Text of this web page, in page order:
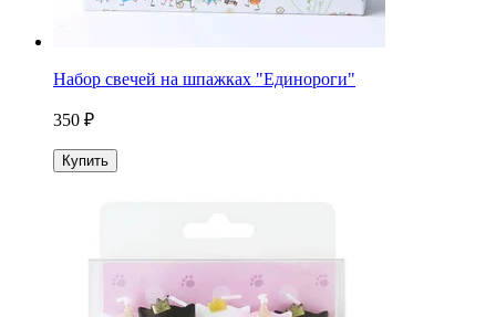
Набор свечей на шпажках "Единороги"
350 ₽
Купить